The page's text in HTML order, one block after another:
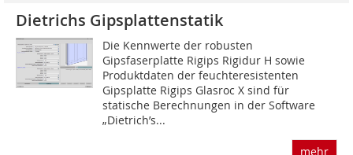
Dietrichs Gipsplattenstatik
Die Kennwerte der robusten
Gipsfaserplatte ­Rigips Rigidur H sowie
Produktdaten der feuchte­resistenten
Gipsplatte Rigips Glasroc X sind für
statische Berechnungen in der Software
„Dietrich’s...
mehr